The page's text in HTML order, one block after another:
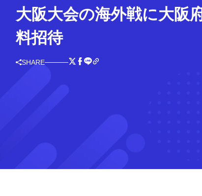
大阪大会の海外戦に大阪
料招待
SHARE